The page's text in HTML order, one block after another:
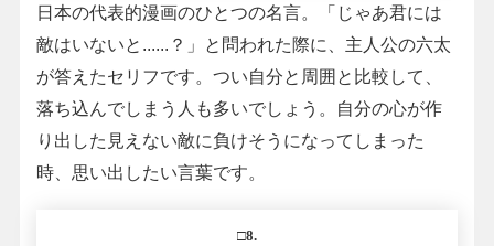
日本の代表的漫画のひとつの名言。「じゃあ君には
敵はいないと......？」と問われた際に、主人公の六太
が答えたセリフです。つい自分と周囲と比較して、
落ち込んでしまう人も多いでしょう。自分の心が作
り出した見えない敵に負けそうになってしまった
時、思い出したい言葉です。
□8.